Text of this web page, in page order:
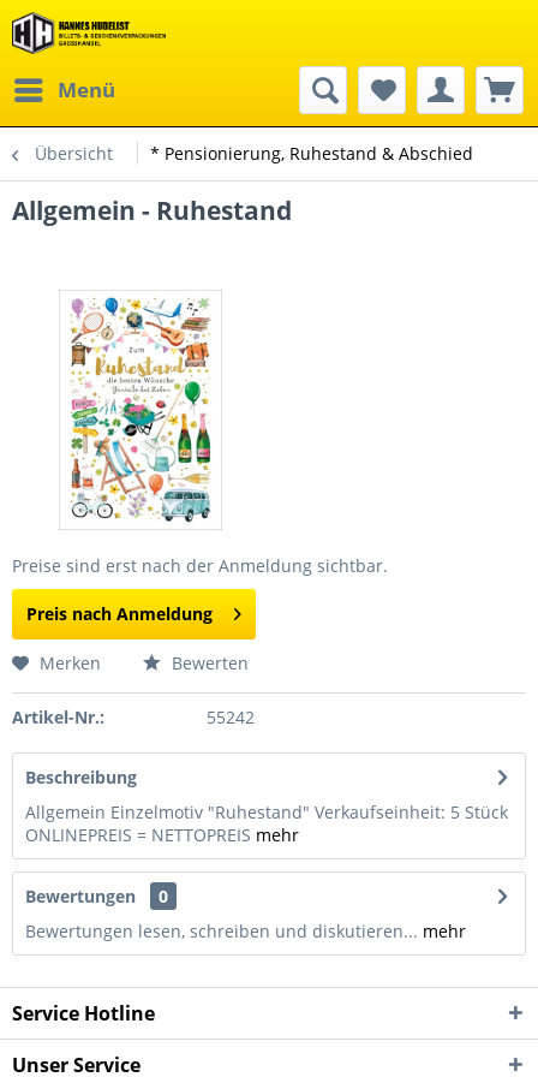
Menü
Übersicht * Pensionierung, Ruhestand & Abschied
Allgemein - Ruhestand
Preise sind erst nach der Anmeldung sichtbar.
Preis nach Anmeldung
Merken Bewerten
Artikel-Nr.: 55242
Beschreibung
Allgemein Einzelmotiv "Ruhestand" Verkaufseinheit: 5 Stück
ONLINEPREIS = NETTOPREIS mehr
Bewertungen
0
Bewertungen lesen, schreiben und diskutieren... mehr
Service Hotline
Unser Service